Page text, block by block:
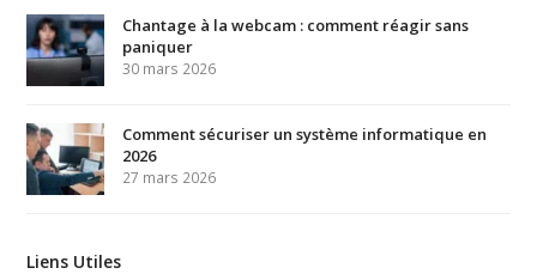
Chantage à la webcam : comment réagir sans
paniquer
30 mars 2026
Comment sécuriser un système informatique en
2026
27 mars 2026
Liens Utiles